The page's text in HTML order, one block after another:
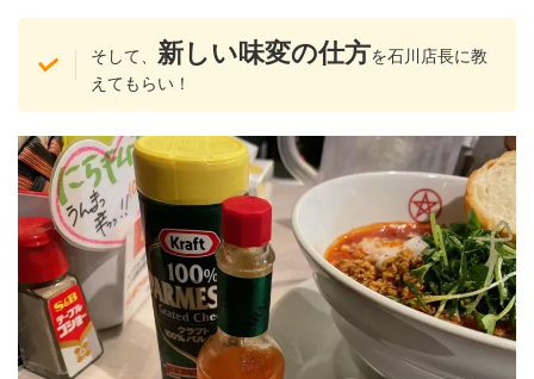
そして、 新しい味変の仕方を石川店長に教
えてもらい！